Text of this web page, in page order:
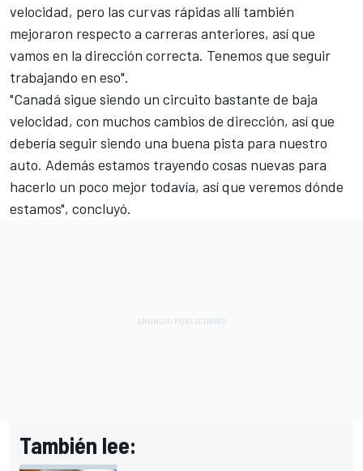
velocidad, pero las curvas rápidas allí también
mejoraron respecto a carreras anteriores, así que
vamos en la dirección correcta. Tenemos que seguir
trabajando en eso".
"Canadá sigue siendo un circuito bastante de baja
velocidad, con muchos cambios de dirección, así que
debería seguir siendo una buena pista para nuestro
auto. Además estamos trayendo cosas nuevas para
hacerlo un poco mejor todavía, así que veremos dónde
estamos", concluyó.
También lee: